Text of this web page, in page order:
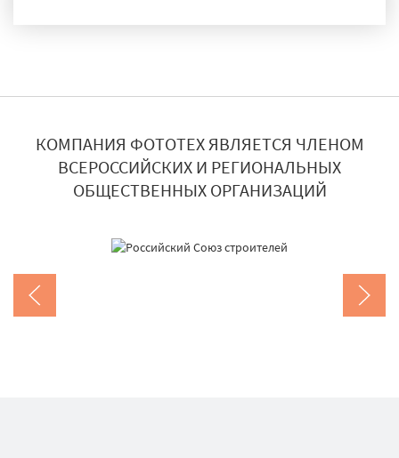
КОМПАНИЯ ФОТОТЕХ ЯВЛЯЕТСЯ ЧЛЕНОМ
ВСЕРОССИЙСКИХ И РЕГИОНАЛЬНЫХ
ОБЩЕСТВЕННЫХ ОРГАНИЗАЦИЙ